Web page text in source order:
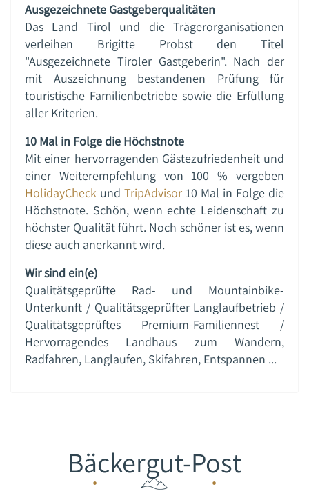
Ausgezeichnete Gastgeberqualitäten
Das Land Tirol und die Trägerorganisationen
verleihen Brigitte Probst den Titel
"Ausgezeichnete Tiroler Gastgeberin". Nach der
mit Auszeichnung bestandenen Prüfung für
touristische Familienbetriebe sowie die Erfüllung
aller Kriterien.
10 Mal in Folge die Höchstnote
Mit einer hervorragenden Gästezufriedenheit und
einer Weiterempfehlung von 100 % vergeben
HolidayCheck und TripAdvisor 10 Mal in Folge die
Höchstnote. Schön, wenn echte Leidenschaft zu
höchster Qualität führt. Noch schöner ist es, wenn
diese auch anerkannt wird.
Wir sind ein(e)
Qualitätsgeprüfte Rad- und Mountainbike-
Unterkunft / Qualitätsgeprüfter Langlaufbetrieb /
Qualitätsgeprüftes Premium-Familiennest /
Hervorragendes Landhaus zum Wandern,
Radfahren, Langlaufen, Skifahren, Entspannen ...
Bäckergut-Post